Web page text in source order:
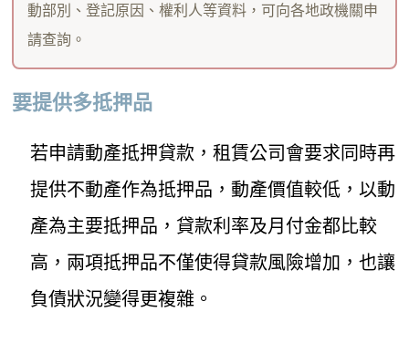
動部別、登記原因、權利人等資料，可向各地政機關申
請查詢。
要提供多抵押品
若申請動產抵押貸款，租賃公司會要求同時再
提供不動產作為抵押品，動產價值較低，以動
產為主要抵押品，貸款利率及月付金都比較
高，兩項抵押品不僅使得貸款風險增加，也讓
負債狀況變得更複雜。